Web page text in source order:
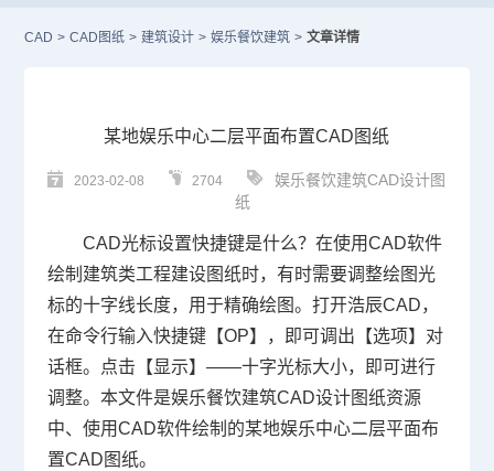
CAD > CAD图纸 > 建筑设计 > 娱乐餐饮建筑 > 文章详情
某地娱乐中心二层平面布置CAD图纸
2023-02-08 2704
娱乐餐饮建筑CAD设计图
纸
CAD光标设置快捷键是什么？在使用CAD软件
绘制建筑类工程建设图纸时，有时需要调整绘图光
标的十字线长度，用于精确绘图。打开浩辰CAD，
在命令行输入快捷键【OP】，即可调出【选项】对
话框。点击【显示】——十字光标大小，即可进行
调整。本文件是娱乐餐饮建筑CAD设计图纸资源
中、使用CAD软件绘制的某地娱乐中心二层平面布
置CAD图纸。